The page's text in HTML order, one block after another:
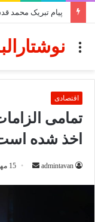
پیام تبریک محمد
منو
اقتصادی
تمامی
اخذ شده
admintavan
ارسال15 مهر 1404